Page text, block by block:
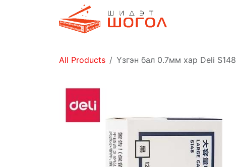
All Products Үзгэн бал 0.7мм хар Deli S148